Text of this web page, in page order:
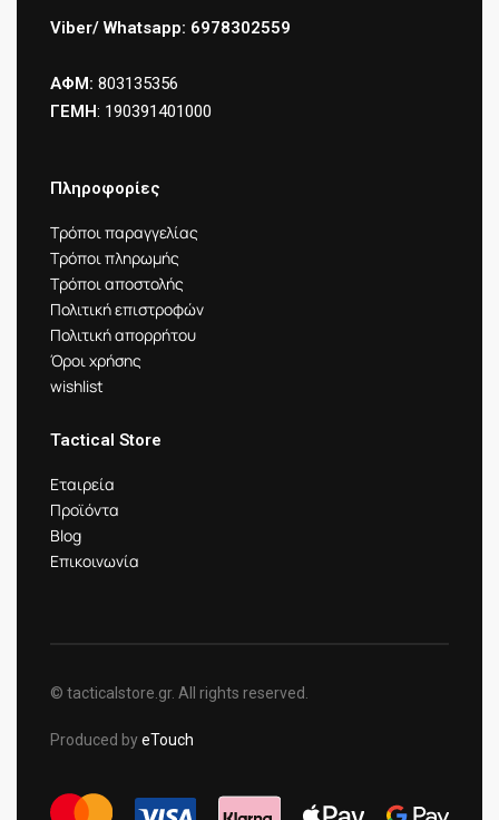
Viber/ Whatsapp: 6978302559
ΑΦΜ: 803135356
ΓΕΜΗ: 190391401000
Πληροφορίες
Τρόποι παραγγελίας
Τρόποι πληρωμής
Τρόποι αποστολής
Πολιτική επιστροφών
Πολιτική απορρήτου
Όροι χρήσης
wishlist
Tactical Store
Εταιρεία
Προϊόντα
Blog
Επικοινωνία
© tacticalstore.gr. All rights reserved.
Produced byeTouch